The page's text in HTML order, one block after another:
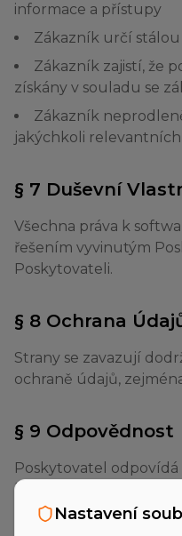
informace a přístupy
Zákazník určí
Zákazník zajistí, že
získány v souladu se
Zákazník
jakýchkoli
§ 7 Duševní
Všechna práva k
řešením vyvinutým
Poskytovateli.
§ 8 Ochrana
Strany se zavazují
ochraně údajů,
§ 9 Odpovědnost
Poskytovatel
hrubou nedbalost.
Nastavení